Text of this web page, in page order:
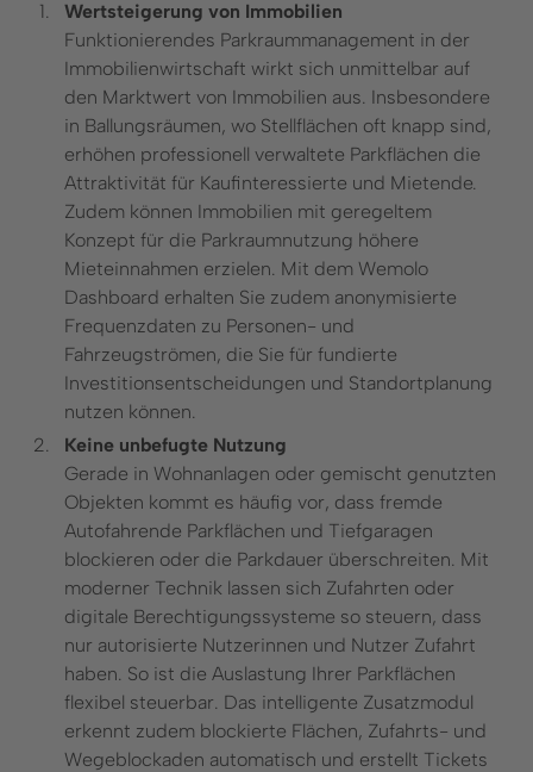
Wertsteigerung von Immobilien
Funktionierendes Parkraummanagement in der
Immobilienwirtschaft wirkt sich unmittelbar auf
den Marktwert von Immobilien aus. Insbesondere
in Ballungsräumen, wo Stellflächen oft knapp sind,
erhöhen professionell verwaltete Parkflächen die
Attraktivität für Kaufinteressierte und Mietende.
Zudem können Immobilien mit geregeltem
Konzept für die Parkraumnutzung höhere
Mieteinnahmen erzielen. Mit dem Wemolo
Dashboard erhalten Sie zudem anonymisierte
Frequenzdaten zu Personen- und
Fahrzeugströmen, die Sie für fundierte
Investitionsentscheidungen und Standortplanung
nutzen können.
Keine unbefugte Nutzung
Gerade in Wohnanlagen oder gemischt genutzten
Objekten kommt es häufig vor, dass fremde
Autofahrende Parkflächen und Tiefgaragen
blockieren oder die Parkdauer überschreiten. Mit
moderner Technik lassen sich Zufahrten oder
digitale Berechtigungssysteme so steuern, dass
nur autorisierte Nutzerinnen und Nutzer Zufahrt
haben. So ist die Auslastung Ihrer Parkflächen
flexibel steuerbar. Das intelligente Zusatzmodul
erkennt zudem blockierte Flächen, Zufahrts- und
Wegeblockaden automatisch und erstellt Tickets